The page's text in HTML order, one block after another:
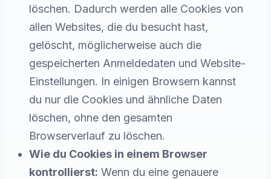
löschen. Dadurch werden alle Cookies von
allen Websites, die du besucht hast,
gelöscht, möglicherweise auch die
gespeicherten Anmeldedaten und Website-
Einstellungen. In einigen Browsern kannst
du nur die Cookies und ähnliche Daten
löschen, ohne den gesamten
Browserverlauf zu löschen.
Wie du Cookies in einem Browser
kontrollierst: Wenn du eine genauere